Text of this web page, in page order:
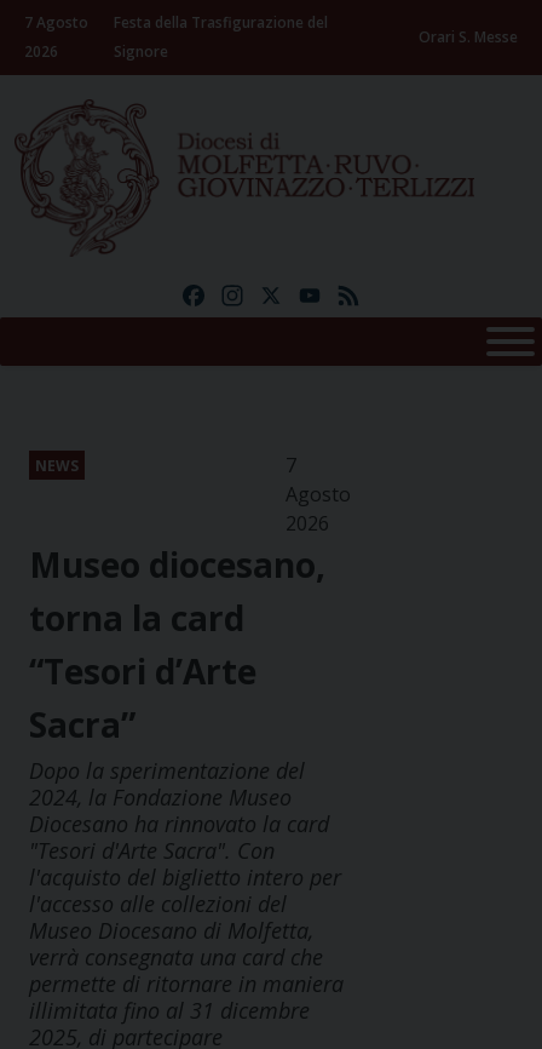
Skip
content
7 Agosto
2026
Festa della Trasfigurazione del
Signore
Orari S. Messe
FacebookInstagramYouTube
NEWS
7
Agosto
2026
Museo diocesano,
torna la card
“Tesori d’Arte
Sacra”
Dopo la sperimentazione del
2024, la Fondazione Museo
Diocesano ha rinnovato la card
"Tesori d'Arte Sacra". Con
l'acquisto del biglietto intero per
l'accesso alle collezioni del
Museo Diocesano di Molfetta,
verrà consegnata una card che
permette di ritornare in maniera
illimitata fino al 31 dicembre
2025, di partecipare